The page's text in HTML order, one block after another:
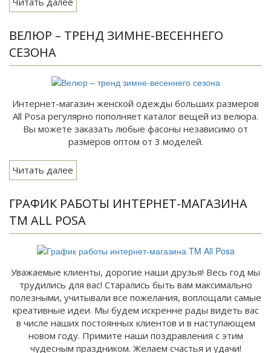
ВЕЛЮР – ТРЕНД ЗИМНЕ-ВЕСЕННЕГО
СЕЗОНА
Интернет-магазин женской одежды больших размеров
All Posa регулярно пополняет каталог вещей из велюра.
Вы можете заказать любые фасоны независимо от
размеров оптом от 3 моделей.
Читать далее
ГРАФИК РАБОТЫ ИНТЕРНЕТ-МАГАЗИНА
TM ALL POSA
Уважаемые клиенты, дорогие наши друзья! Весь год мы
трудились для вас! Старались быть вам максимально
полезными, учитывали все пожелания, воплощали самые
креативные идеи. Мы будем искренне рады видеть вас
в числе наших постоянных клиентов и в наступающем
новом году. Примите наши поздравления с этим
чудесным праздником. Желаем счастья и удачи!